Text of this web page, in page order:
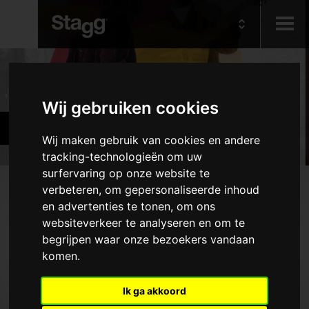
Wij gebruiken cookies
Wij maken gebruik van cookies en andere
tracking-technologieën om uw
surfervaring op onze website te
verbeteren, om gepersonaliseerde inhoud
en advertenties te tonen, om ons
websiteverkeer te analyseren en om te
begrijpen waar onze bezoekers vandaan
komen.
Ik ga akkoord
Audio &
Producten
Elektrische gitaren
Akoestische gitaren
Basgitaren
Folkinstrumenten
Hoezen en koffers